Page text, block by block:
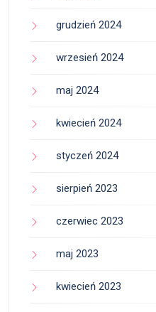
grudzień 2024
wrzesień 2024
maj 2024
kwiecień 2024
styczeń 2024
sierpień 2023
czerwiec 2023
maj 2023
kwiecień 2023